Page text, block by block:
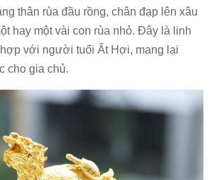
thân rùa đầu rồng, chân đạp lên xâu
hay một vài con rùa nhỏ. Đây là linh
với người tuổi Ất Hợi, mang lại
cho gia chủ.